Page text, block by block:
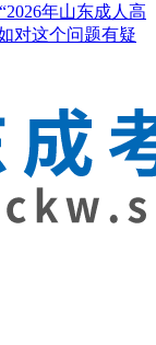
年山东成人高
对这个问题有疑